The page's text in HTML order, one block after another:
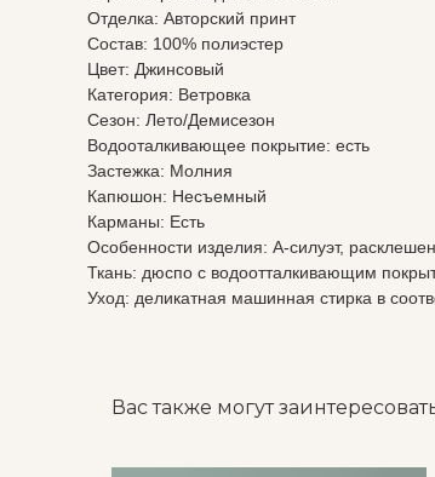
Отделка: Авторский принт
Состав: 100% полиэстер
Цвет: Джинсовый
Категория: Ветровка
Сезон: Лето/Демисезон
Водооталкивающее покрытие: есть
Застежка: Молния
Капюшон: Несъемный
Карманы: Есть
Особенности изделия: А-силуэт,
Ткань: дюспо с водоотталкивающим
Уход: деликатная машинная стирка в
Вас также могут